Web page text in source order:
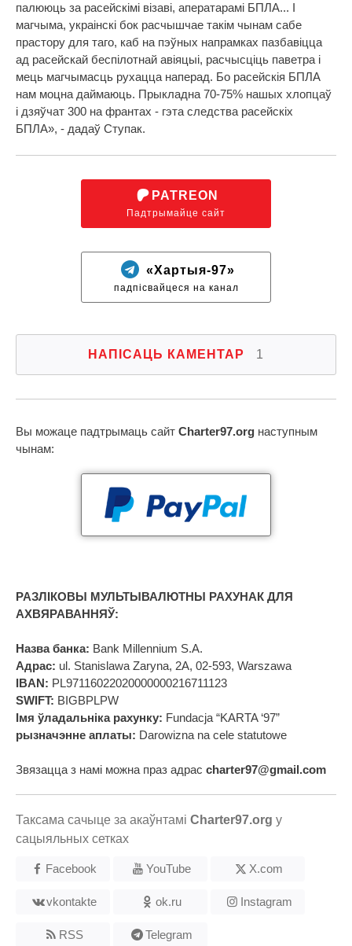
палююць за расейскімі візаві, аператарамі БПЛА... І
магчыма, украінскі бок расчышчае такім чынам сабе
прастору для таго, каб на пэўных напрамках пазбавіцца
ад расейскай беспілотнай авіяцыі, расчысціць паветра і
мець магчымасць рухацца наперад. Бо расейскія БПЛА
нам моцна даймаюць. Прыкладна 70-75% нашых хлопцаў
і дзяўчат 300 на франтах - гэта следства расейскіх
БПЛА», - дадаў Ступак.
PATREON
Падтрымайце сайт
«Хартыя-97»
падпісвайцеся на канал
НАПІСАЦЬ КАМЕНТАР 1
Вы можаце падтрымаць сайт Charter97.org наступным
чынам:
РАЗЛІКОВЫ МУЛЬТЫВАЛЮТНЫ РАХУНАК ДЛЯ
АХВЯРАВАННЯЎ:
Назва банка: Bank Millennium S.A.
Адрас: ul. Stanislawa Zaryna, 2A, 02-593, Warszawa
IBAN: PL97116022020000000216711123
SWIFT: BIGBPLPW
Імя ўладальніка рахунку: Fundacja “KARTA ‘97”
рызначэнне аплаты: Darowizna na cele statutowe
Звязацца з намі можна праз адрас charter97@gmail.com
Таксама сачыце за акаўнтамі Charter97.org у
сацыяльных сетках
Facebook YouTube X.com
vkontakte ok.ru Instagram
RSS Telegram